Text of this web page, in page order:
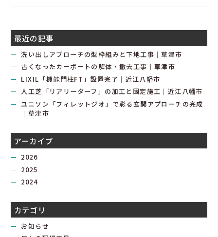
最近の記事
洗い出しアプローチの型枠組みと下地工事｜草津市
古くなったカーポートの解体・撤去工事｜草津市
LIXIL「機能門柱FT」設置完了｜近江八幡市
人工芝「リアリーターフ」の加工と固定施工｜近江八幡市
ユニソン「フィレットジオ」で彩る玄関アプローチの完成
｜草津市
アーカイブ
2026
2025
2024
カテゴリ
お知らせ